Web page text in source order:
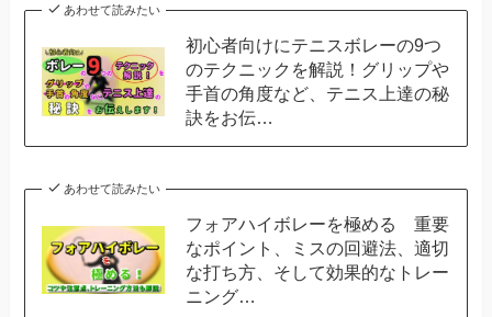
あわせて読みたい
初心者向けにテニスボレーの9つ
のテクニックを解説！グリップや
手首の角度など、テニス上達の秘
訣をお伝…
あわせて読みたい
フォアハイボレーを極める 重要
なポイント、ミスの回避法、適切
な打ち方、そして効果的なトレー
ニング…